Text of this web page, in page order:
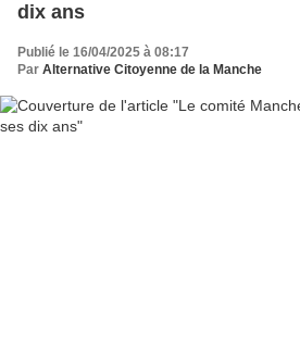
dix ans
Publié le 16/04/2025 à 08:17
Par Alternative Citoyenne de la Manche